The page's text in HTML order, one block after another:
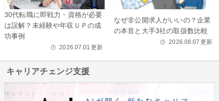
30代転職に即戦力・資格が必要
は誤解？未経験や年収ＵＰの成
功事例
🕒 2026.07.01 更新
なぜ非公開求人がいいの？企業
の本音と大手3社の取扱数比較
🕒 2026.08.07 更新
キャリアチェンジ支援